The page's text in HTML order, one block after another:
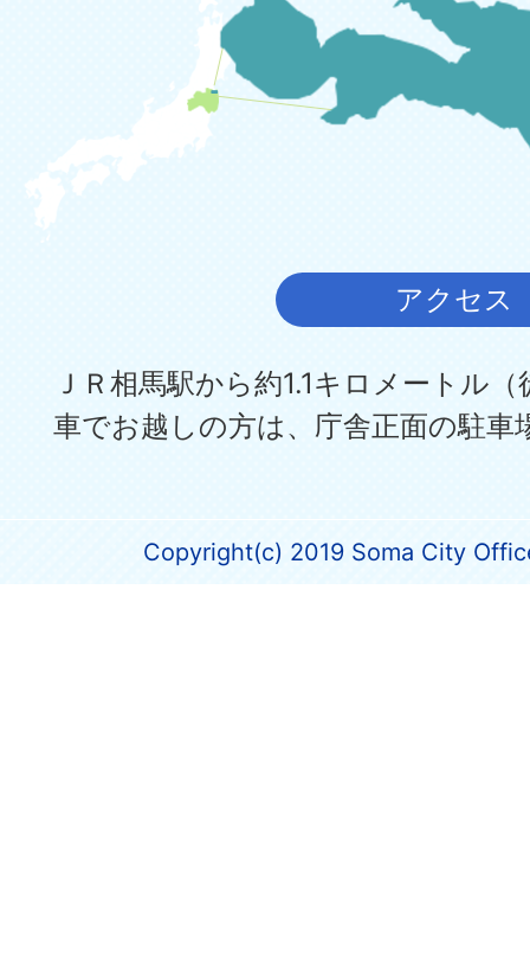
アクセス
ＪＲ相馬駅から約1.1キロメートル
車でお越しの方は、庁舎正面の駐車
Copyright(c) 2019 Soma City